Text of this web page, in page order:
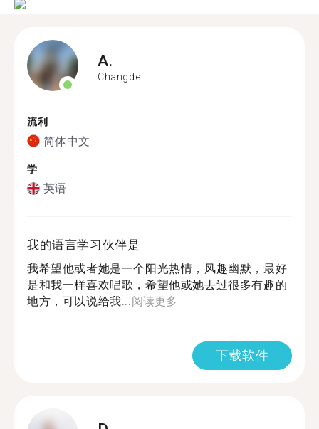
A.
Changde
流利
简体中文
学
英语
我的语言学习伙伴是
我希望他或者她是一个阳光热情，风趣幽默，最好
是和我一样喜欢唱歌，希望他或她去过很多有趣的
地方，可以说给我...阅读更多
下载软件